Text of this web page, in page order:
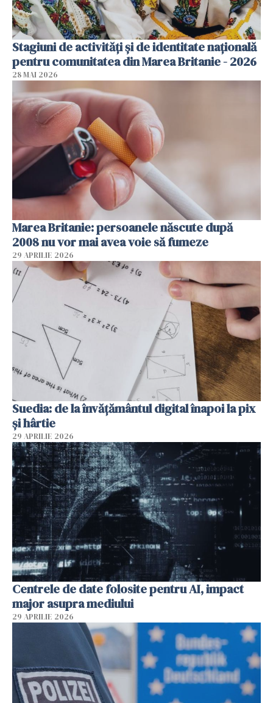
Stagiuni de activități și de identitate națională
pentru comunitatea din Marea Britanie - 2026
28 MAI 2026
Marea Britanie: persoanele născute după
2008 nu vor mai avea voie să fumeze
29 APRILIE 2026
Suedia: de la învățământul digital înapoi la pix
și hârtie
29 APRILIE 2026
Centrele de date folosite pentru AI, impact
major asupra mediului
29 APRILIE 2026